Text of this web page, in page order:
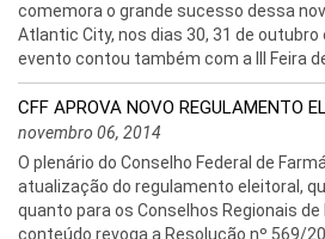
comemora o grande sucesso dessa
Atlantic City, nos dias 30, 31 de outubro
evento contou também com a III Feira de
CFF APROVA NOVO REGULAMENTO
novembro 06, 2014
O plenário do Conselho Federal de
atualização do regulamento eleitoral,
quanto para os Conselhos Regionais de
conteúdo revoga a Resolução nº 569/